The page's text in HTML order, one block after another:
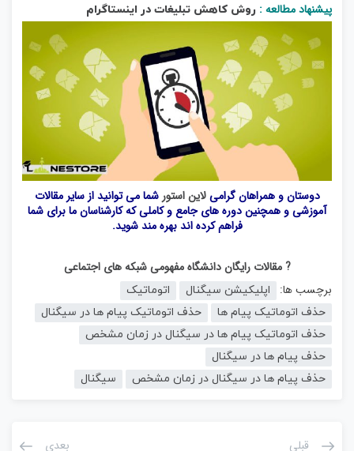
پیشنهاد مطالعه : روش کاهش تبلیغات در اینستاگرام
دوستان و همراهان گرامیلاین استور شما می توانید از سایر مقالات
آموزشی و همچنین دوره های جامع و کاملی که کارشناسان ما برای شما
فراهم کرده اند بهره مند شوید.
? مقالات رایگان دانشگاه مفهومی شبکه های اجتماعی
برچسب ها:
اپلیکیشن سیگنال
اتوماتیک
حذف اتوماتیک پیام ها
حذف اتوماتیک پیام ها در سیگنال
حذف اتوماتیک پیام ها در سیگنال در زمان مشخص
حذف پیام ها در سیگنال
حذف پیام ها در سیگنال در زمان مشخص
سیگنال
قبلی بعدی